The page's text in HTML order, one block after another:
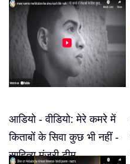
आडियो - वीडियो: मेरे कमरे में
किताबों के सिवा कुछ भी नहीं -
साहित्य मंजरी टीम